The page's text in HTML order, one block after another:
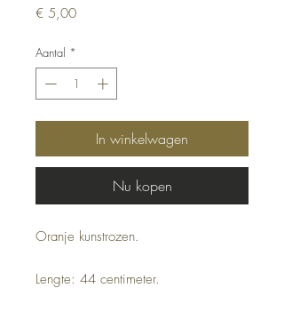
€ 5,00Prijs
Aantal *
In winkelwagen
Nu kopen
Oranje kunstrozen.
Lengte: 44 centimeter.